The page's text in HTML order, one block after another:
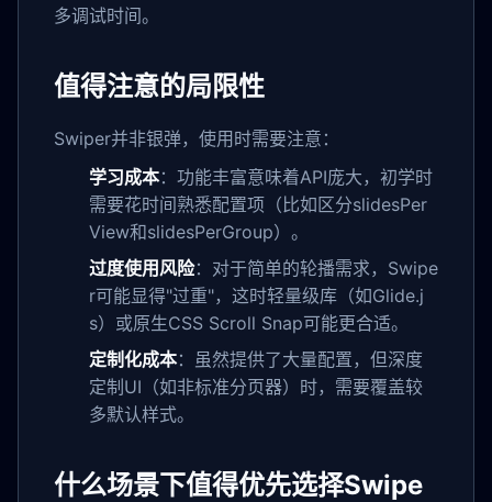
多调试时间。
值得注意的局限性
Swiper并非银弹，使用时需要注意：
学习成本：功能丰富意味着API庞大，初学时
需要花时间熟悉配置项（比如区分slidesPer
View和slidesPerGroup）。
过度使用风险：对于简单的轮播需求，Swipe
r可能显得"过重"，这时轻量级库（如Glide.j
s）或原生CSS Scroll Snap可能更合适。
定制化成本：虽然提供了大量配置，但深度
定制UI（如非标准分页器）时，需要覆盖较
多默认样式。
什么场景下值得优先选择Swipe